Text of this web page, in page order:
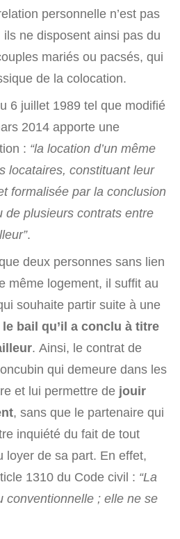
personnelle n’est pas
ne disposent ainsi pas du
mariés ou pacsés, qui
de la colocation.
6 juillet 1989 tel que modifié
2014 apporte une
: “la location d’un même
locataires, constituant leur
formalisée par la conclusion
de plusieurs contrats entre
.
deux personnes sans lien
même logement, il suffit au
souhaite partir suite à une
bail qu’il a conclu à titre
. Ainsi, le contrat de
qui demeure dans les
et lui permettre de jouir
, sans que le partenaire qui
inquiété du fait de tout
loyer de sa part. En effet,
1310 du Code civil : “La
conventionnelle ; elle ne se